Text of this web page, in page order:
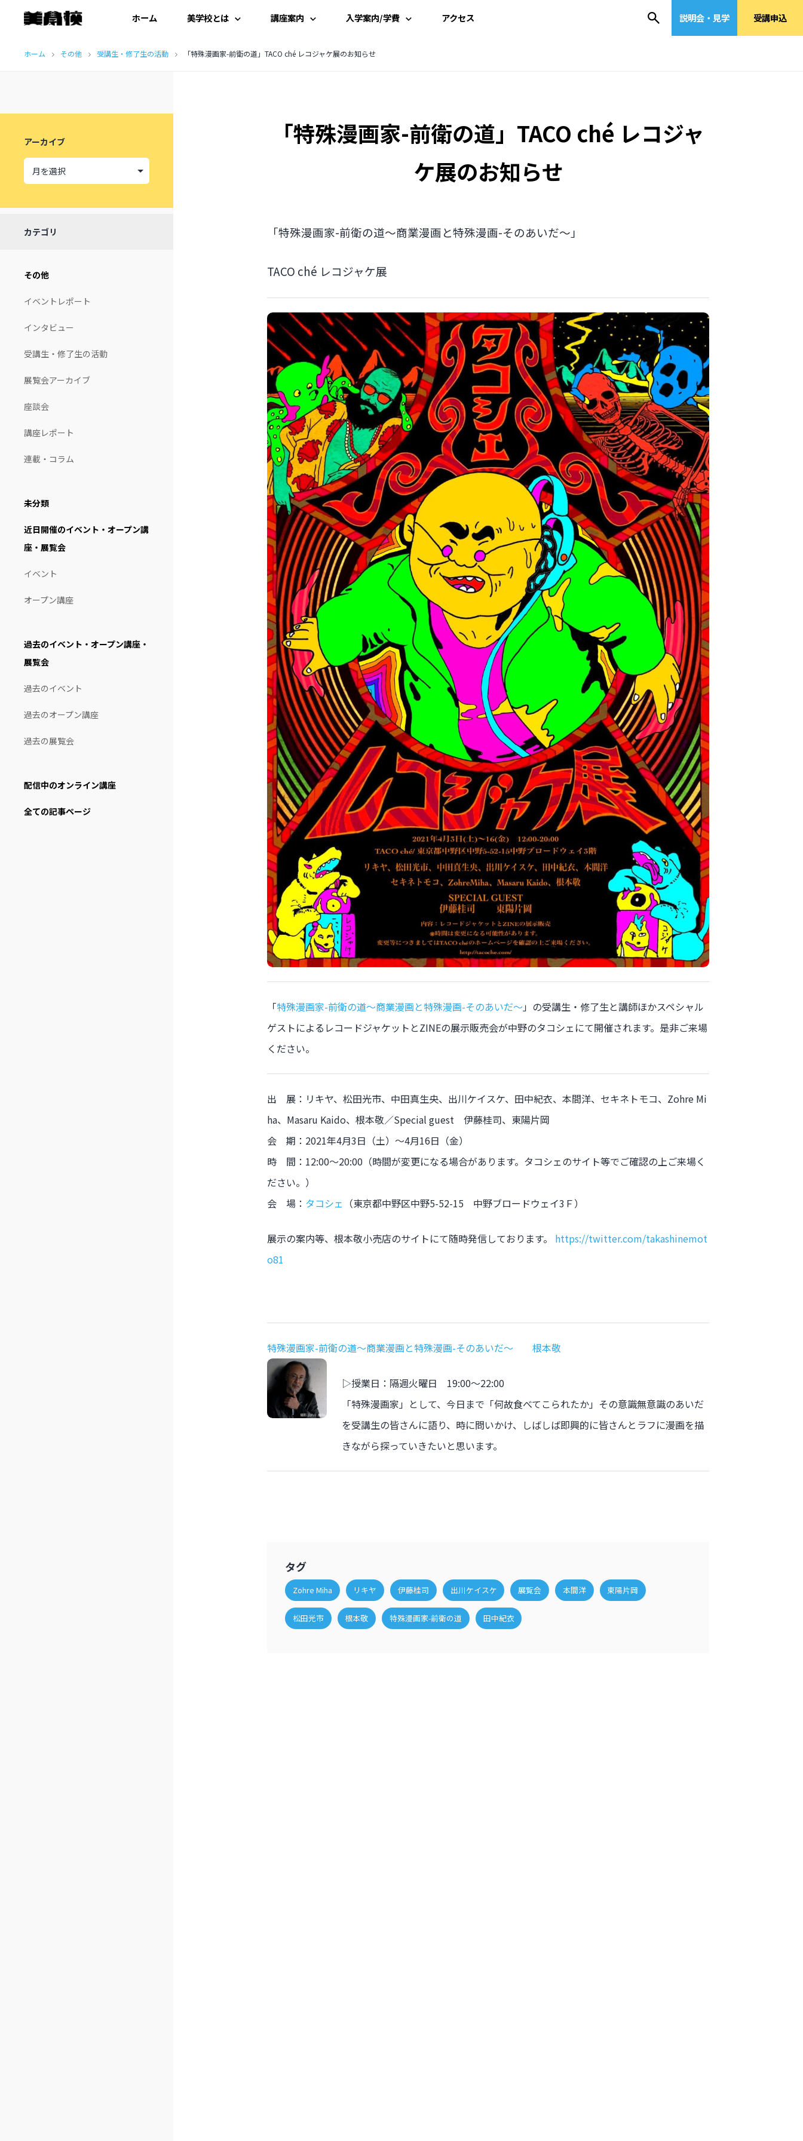
ッ
ホーム 美学校とは
はじめての方へ
講座案内
講座一覧
講師一覧
入学案内/学費
入学案内
説明会・見学
よくある質問
アクセス 説明会・見学 受講申込
ホーム その他 受講生・修了生の活動 「特殊漫画家-前衛の道」TACO ché レコジャケ展のお知らせ
アーカイブ
カテゴリ
その他
イベントレポート
インタビュー
受講生・修了生の活動
展覧会アーカイブ
座談会
講座レポート
連載・コラム
未分類
近日開催のイベント・オープン講
座・展覧会
イベント
オープン講座
過去のイベント・オープン講座・
展覧会
過去のイベント
過去のオープン講座
過去の展覧会
配信中のオンライン講座
全ての記事ページ
「特殊漫画家-前衛の道」TACO ché レコジャ
ケ展のお知らせ
「特殊漫画家-前衛の道〜商業漫画と特殊漫画-そのあいだ〜」
TACO ché レコジャケ展
「特殊漫画家-前衛の道〜商業漫画と特殊漫画-そのあいだ〜 」の受講生・修了生と講師ほかスペシャル
ゲストによるレコードジャケットとZINEの展示販売会が中野のタコシェにて開催されます。是非ご来場
ください。
出 展：リキヤ、松田光市、中田真生央、出川ケイスケ、田中紀衣、本間洋、セキネトモコ、Zohre Mi
ha、Masaru Kaido、根本敬／Special guest 伊藤桂司、東陽片岡
会 期：2021年4月3日（土）〜4月16日（金）
時 間：12:00〜20:00（時間が変更になる場合があります。タコシェのサイト等でご確認の上ご来場く
ださい。）
会 場： タコシェ （東京都中野区中野5-52-15 中野ブロードウェイ3Ｆ）
展示の案内等、根本敬小売店のサイトにて随時発信しております。 https://twitter.com/takashinemot
o81
特殊漫画家-前衛の道〜商業漫画と特殊漫画-そのあいだ〜 根本敬
▷授業日：隔週火曜日 19:00〜22:00
「特殊漫画家」として、今日まで「何故食べてこられたか」その意識無意識のあいだ
を受講生の皆さんに語り、時に問いかけ、しばしば即興的に皆さんとラフに漫画を描
きながら探っていきたいと思います。
タグ
Zohre Miha リキヤ 伊藤桂司 出川ケイスケ 展覧会 本間洋 東陽片岡
松田光市 根本敬 特殊漫画家-前衛の道 田中紀衣